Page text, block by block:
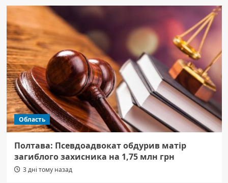
Область
Полтава: Псевдоадвокат обдурив матір
загиблого захисника на 1,75 млн грн
3 дні тому назад